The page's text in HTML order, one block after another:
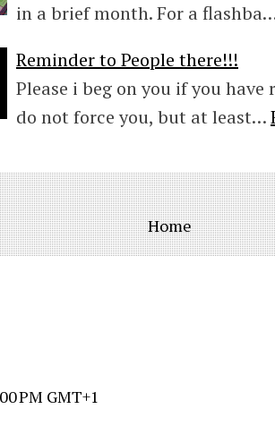
in a brief month. For a
Reminder to People there!!!
Please i beg on you if you
do not force you, but at least…
Home
PM GMT+1